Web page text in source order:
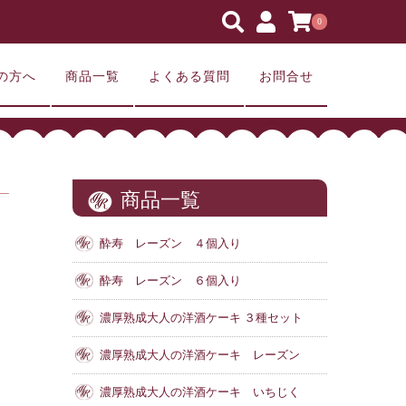
0
方へ 商品一覧 よくある質問 お問合せ
商品一覧
酔寿 レーズン ４個入り
酔寿 レーズン ６個入り
濃厚熟成大人の洋酒ケーキ ３種セット
濃厚熟成大人の洋酒ケーキ レーズン
濃厚熟成大人の洋酒ケーキ いちじく